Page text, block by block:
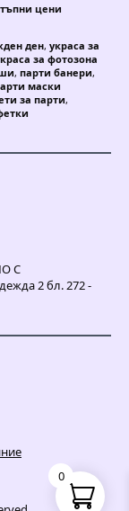
цени
ден, украса за
за фотозона
, парти банери,
маски
за парти,
С
2 бл. 272 -
0